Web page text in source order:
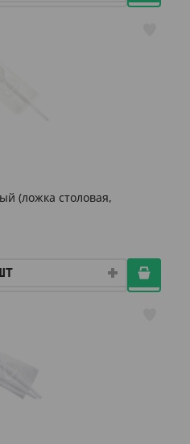
(ложка столовая,